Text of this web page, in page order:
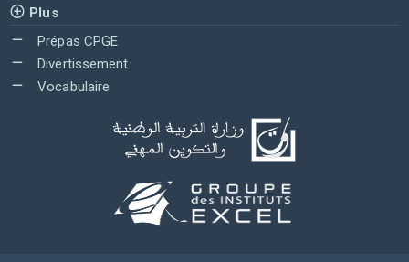
Plus
Prépas CPGE
Divertissement
Vocabulaire